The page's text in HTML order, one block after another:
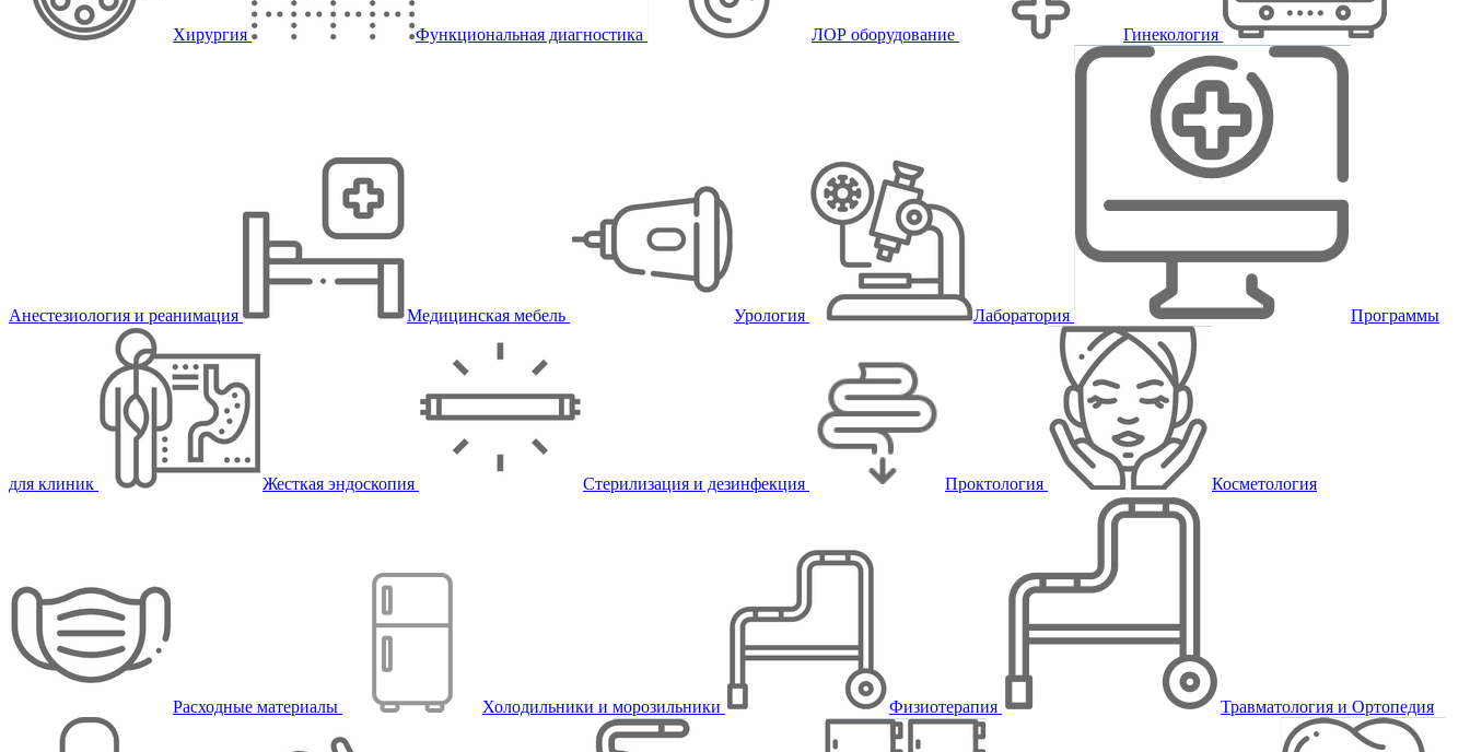
Хирургия Функциональная диагностика ЛОР оборудование Гинекология
Анестезиология и реанимация Медицинская мебель Урология Лаборатория Программы
для клиник Жесткая эндоскопия Стерилизация и дезинфекция Проктология Косметология
Расходные материалы Холодильники и морозильники Физиотерапия Травматология и Ортопедия